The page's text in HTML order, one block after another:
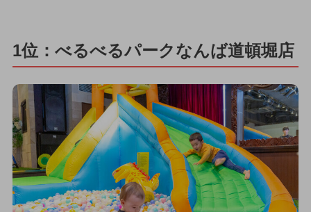
1位：べるべるパークなんば道頓堀店